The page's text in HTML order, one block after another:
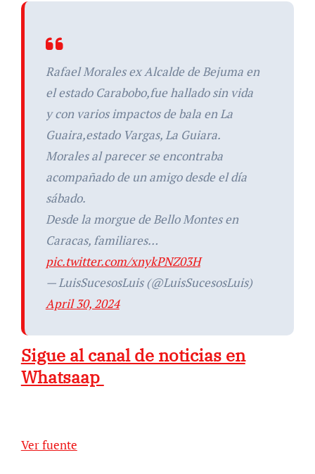
Rafael Morales ex Alcalde de Bejuma en
el estado Carabobo,fue hallado sin vida
y con varios impactos de bala en La
Guaira,estado Vargas, La Guiara.
Morales al parecer se encontraba
acompañado de un amigo desde el día
sábado.
Desde la morgue de Bello Montes en
Caracas, familiares…
pic.twitter.com/xnykPNZ03H
— LuisSucesosLuis (@LuisSucesosLuis)
April 30, 2024
Sigue al canal de noticias en
Whatsaap
Ver fuente